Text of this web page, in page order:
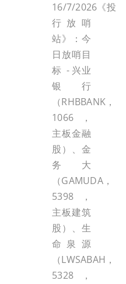
16/7/2026《投
行放哨
站》：今
日放哨目
标 - 兴业
银行
（RHBBANK，
1066，
主板金融
股）、金
务大
（GAMUDA，
5398，
主板建筑
股）、生
命泉源
（LWSABAH，
5328，